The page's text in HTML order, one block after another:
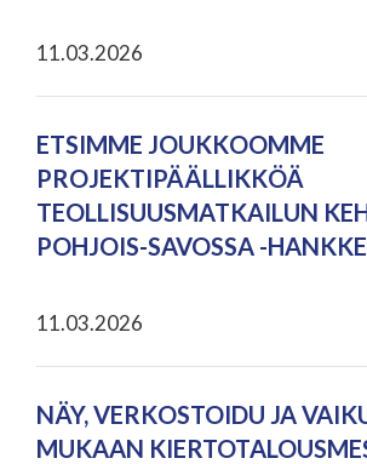
11.03.2026
ETSIMME JOUKKOOMME
PROJEKTIPÄÄLLIKKÖÄ
TEOLLISUUSMATKAILUN
POHJOIS-SAVOSSA -
11.03.2026
NÄY, VERKOSTOIDU JA
MUKAAN